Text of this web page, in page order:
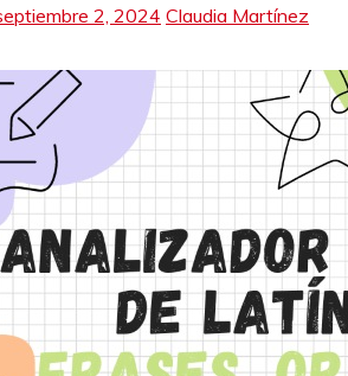
2, 2024 Claudia Martínez